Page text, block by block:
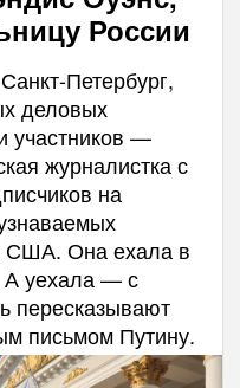
России
Петербург,
деловых
участников —
журналистка с
на
США. Она ехала в
А уехала — с
пересказывают
письмом Путину.